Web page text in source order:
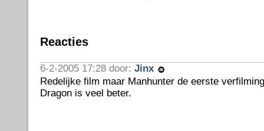
Reacties
6-2-2005 17:28 door: Jinx
Redelijke film maar Manhunter de eerste
Dragon is veel beter.